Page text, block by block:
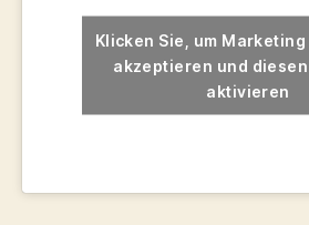
Klicken Sie, um
akzeptieren und
aktivieren